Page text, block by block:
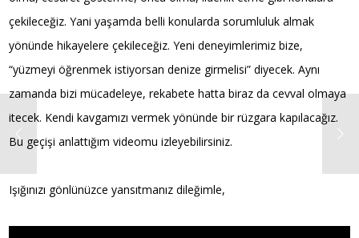
çekileceğiz. Yani yaşamda belli konularda sorumluluk almak
yönünde hikayelere çekileceğiz. Yeni deneyimlerimiz bize,
“yüzmeyi öğrenmek istiyorsan denize girmelisi” diyecek. Aynı
zamanda bizi mücadeleye, rekabete hatta biraz da cevval olmaya
itecek. Kendi kavgamızı vermek yönünde bir rüzgara kapılacağız.
Bu geçişi anlattığım videomu izleyebilirsiniz.
Işığınızı gönlünüzce yansıtmanız dileğimle,